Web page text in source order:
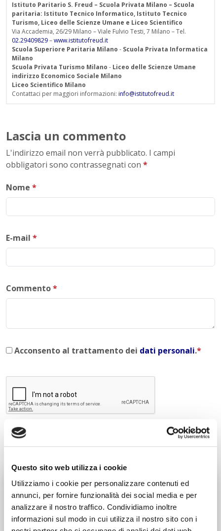
Questo sito web utilizza i cookie
Utilizziamo i cookie per personalizzare contenuti ed
annunci, per fornire funzionalità dei social media e per
analizzare il nostro traffico. Condividiamo inoltre
informazioni sul modo in cui utilizza il nostro sito con i
Istituto Paritario S. Freud – Scuola Privata Milano – Scuola
paritaria: Istituto Tecnico Informatico, Istituto Tecnico
Turismo, Liceo delle Scienze Umane e Liceo Scientifico
Via Accademia, 26/29 Milano – Viale Fulvio Testi, 7 Milano – Tel.
02.29409829–www.istitutofreud.it
Scuola Superiore Paritaria Milano - Scuola Privata Informatica
Milano
Scuola Privata Turismo Milano - Liceo delle Scienze Umane
indirizzo Economico Sociale Milano
Liceo Scientifico Milano
Contattaci per maggiori informazioni: info@istitutofreud.it
Lascia un commento
L'indirizzo email non verrà pubblicato. I campi
obbligatori sono contrassegnati con *
Nome *
E-mail *
Commento*
Acconsento al trattamento dei dati personali.*
INVIA COMMENTO
Liceo delle Scienze Umane
Economico Sociale
Integr. Psicologia & Sociologia
Potenziamento madrelingua Inglese